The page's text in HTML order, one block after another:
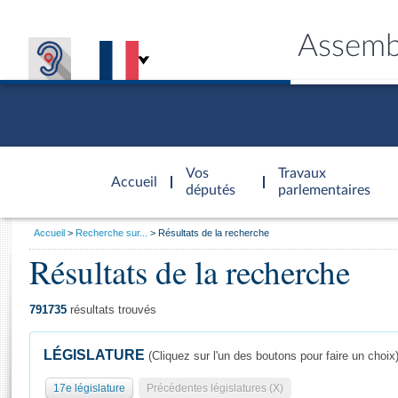
Accueil
d'accueil
Vos
députés
Travaux
parlementaires
Général
Vous
Accueil Recherche sur... Résultats de la recherche
Résultats de la recherche
791735 résultats trouvés
LÉGISLATURE (Cliquez sur l'un des boutons pour faire un choix)
17e législature Précédentes législatures (X)